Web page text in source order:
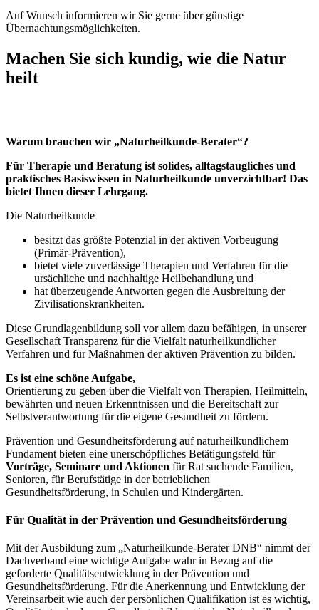
Auf Wunsch informieren wir Sie gerne über günstige
Übernachtungsmöglichkeiten.
Machen Sie sich kundig, wie die Natur
heilt
Warum brauchen wir „Naturheilkunde-Berater“?
Für Therapie und Beratung ist solides, alltagstaugliches und
praktisches Basiswissen in Naturheilkunde unverzichtbar! Das
bietet Ihnen dieser Lehrgang.
Die Naturheilkunde
besitzt das größte Potenzial in der aktiven Vorbeugung
(Primär-Prävention),
bietet viele zuverlässige Therapien und Verfahren für die
ursächliche und nachhaltige Heilbehandlung und
hat überzeugende Antworten gegen die Ausbreitung der
Zivilisationskrankheiten.
Diese Grundlagenbildung soll vor allem dazu befähigen, in unserer
Gesellschaft Transparenz für die Vielfalt naturheilkundlicher
Verfahren und für Maßnahmen der aktiven Prävention zu bilden.
Es ist eine schöne Aufgabe,
Orientierung zu geben über die Vielfalt von Therapien, Heilmitteln,
bewährten und neuen Erkenntnissen und die Bereitschaft zur
Selbstverantwortung für die eigene Gesundheit zu fördern.
Prävention und Gesundheitsförderung auf naturheilkundlichem
Fundament bieten eine unerschöpfliches Betätigungsfeld für
Vorträge, Seminare und Aktionen für Rat suchende Familien,
Senioren, für Berufstätige in der betrieblichen
Gesundheitsförderung, in Schulen und Kindergärten.
Für Qualität in der Prävention und Gesundheitsförderung
Mit der Ausbildung zum „Naturheilkunde-Berater DNB“ nimmt der
Dachverband eine wichtige Aufgabe wahr in Bezug auf die
geforderte Qualitätsentwicklung in der Prävention und
Gesundheitsförderung. Für die Anerkennung und Entwicklung der
Vereinsarbeit wie auch der persönlichen Qualifikation ist es wichtig,